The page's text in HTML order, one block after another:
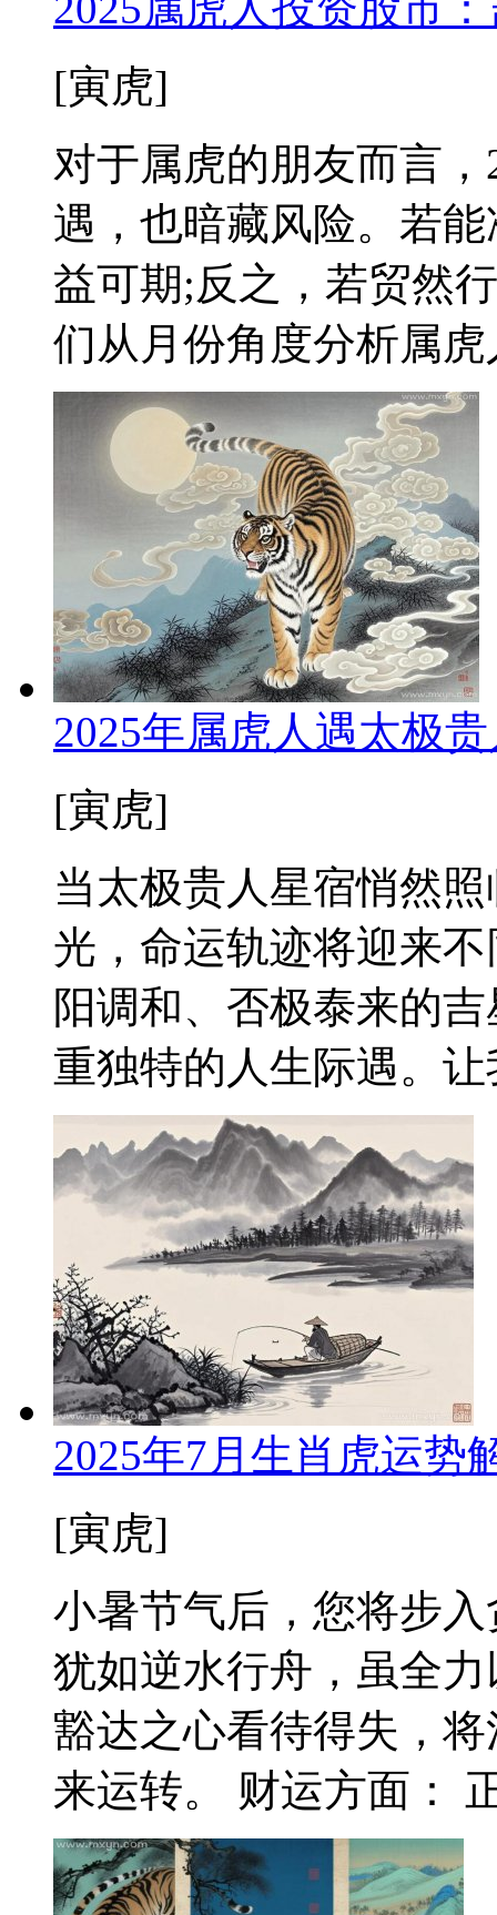
[寅虎]
对于属虎的朋友而言
遇，也暗藏风险。若
益可期;反之，若贸然
们从月份角度分析属
2025年属虎人遇太极
[寅虎]
当太极贵人星宿悄然
光，命运轨迹将迎来
阳调和、否极泰来的
重独特的人生际遇。
2025年7月生肖虎运势
[寅虎]
小暑节气后，您将步
犹如逆水行舟，虽全
豁达之心看待得失，
来运转。 财运方面：